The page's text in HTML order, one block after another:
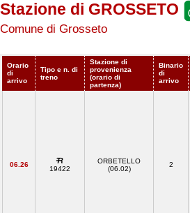
Stazione di GROSSETO
Comune di Grosseto
Orario
di
arrivo
Tipo e n. di
treno
Stazione di
provenienza
(orario di
partenza)
Binario
di
arrivo
06.26
19422
ORBETELLO
(06.02)
2